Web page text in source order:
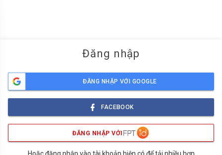
Đăng nhập
ĐĂNG NHẬP VỚI GOOGLE
FACEBOOK
ĐĂNG NHẬP VỚI